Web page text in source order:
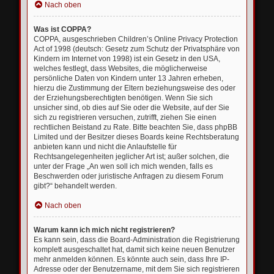
Nach oben
Was ist COPPA?
COPPA, ausgeschrieben Children’s Online Privacy Protection
Act of 1998 (deutsch: Gesetz zum Schutz der Privatsphäre von
Kindern im Internet von 1998) ist ein Gesetz in den USA,
welches festlegt, dass Websites, die möglicherweise
persönliche Daten von Kindern unter 13 Jahren erheben,
hierzu die Zustimmung der Eltern beziehungsweise des oder
der Erziehungsberechtigten benötigen. Wenn Sie sich
unsicher sind, ob dies auf Sie oder die Website, auf der Sie
sich zu registrieren versuchen, zutrifft, ziehen Sie einen
rechtlichen Beistand zu Rate. Bitte beachten Sie, dass phpBB
Limited und der Besitzer dieses Boards keine Rechtsberatung
anbieten kann und nicht die Anlaufstelle für
Rechtsangelegenheiten jeglicher Art ist; außer solchen, die
unter der Frage „An wen soll ich mich wenden, falls es
Beschwerden oder juristische Anfragen zu diesem Forum
gibt?“ behandelt werden.
Nach oben
Warum kann ich mich nicht registrieren?
Es kann sein, dass die Board-Administration die Registrierung
komplett ausgeschaltet hat, damit sich keine neuen Benutzer
mehr anmelden können. Es könnte auch sein, dass Ihre IP-
Adresse oder der Benutzername, mit dem Sie sich registrieren